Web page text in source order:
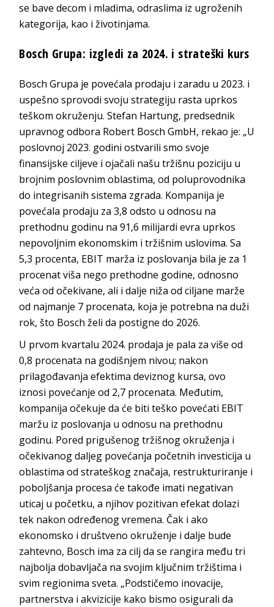
se bave decom i mladima, odraslima iz ugroženih
kategorija, kao i životinjama.
Bosch Grupa: izgledi za 2024. i strateški kurs
Bosch Grupa je povećala prodaju i zaradu u 2023. i
uspešno sprovodi svoju strategiju rasta uprkos
teškom okruženju. Stefan Hartung, predsednik
upravnog odbora Robert Bosch GmbH, rekao je: „U
poslovnoj 2023. godini ostvarili smo svoje
finansijske ciljeve i ojačali našu tržišnu poziciju u
brojnim poslovnim oblastima, od poluprovodnika
do integrisanih sistema zgrada. Kompanija je
povećala prodaju za 3,8 odsto u odnosu na
prethodnu godinu na 91,6 milijardi evra uprkos
nepovoljnim ekonomskim i tržišnim uslovima. Sa
5,3 procenta, EBIT marža iz poslovanja bila je za 1
procenat viša nego prethodne godine, odnosno
veća od očekivane, ali i dalje niža od ciljane marže
od najmanje 7 procenata, koja je potrebna na duži
rok, što Bosch želi da postigne do 2026.
U prvom kvartalu 2024. prodaja je pala za više od
0,8 procenata na godišnjem nivou; nakon
prilagođavanja efektima deviznog kursa, ovo
iznosi povećanje od 2,7 procenata. Međutim,
kompanija očekuje da će biti teško povećati EBIT
maržu iz poslovanja u odnosu na prethodnu
godinu. Pored prigušenog tržišnog okruženja i
očekivanog daljeg povećanja početnih investicija u
oblastima od strateškog značaja, restrukturiranje i
poboljšanja procesa će takođe imati negativan
uticaj u početku, a njihov pozitivan efekat dolazi
tek nakon određenog vremena. Čak i ako
ekonomsko i društveno okruženje i dalje bude
zahtevno, Bosch ima za cilj da se rangira među tri
najbolja dobavljača na svojim ključnim tržištima i
svim regionima sveta. „Podstičemo inovacije,
partnerstva i akvizicije kako bismo osigurali da